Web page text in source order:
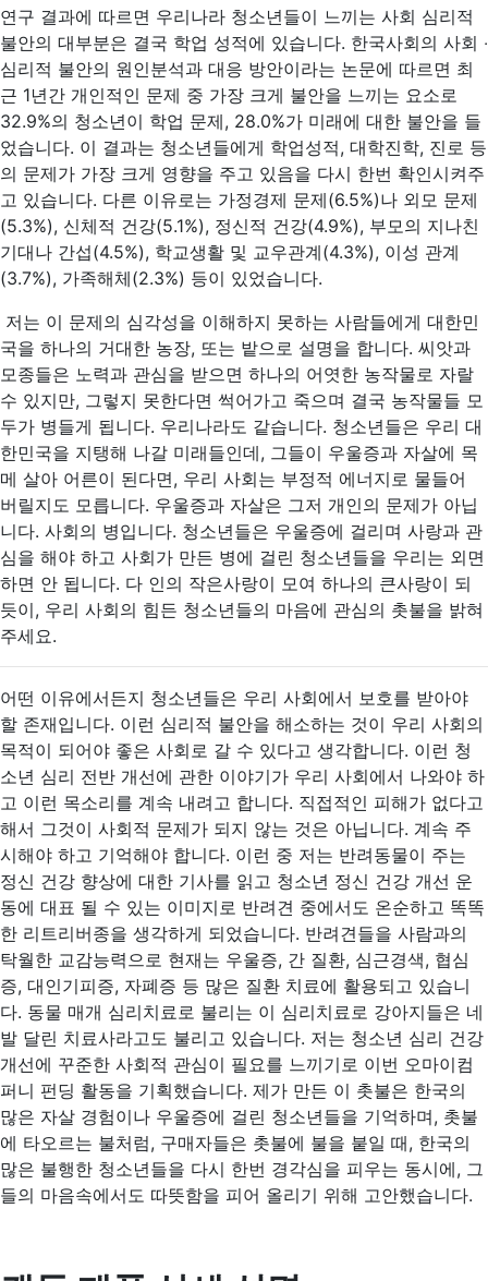
연구 결과에 따르면 우리나라 청소년들이 느끼는 사회 심리적
불안의 대부분은 결국 학업 성적에 있습니다. 한국사회의 사회 ‧
심리적 불안의 원인분석과 대응 방안이라는 논문에 따르면 최
근 1년간 개인적인 문제 중 가장 크게 불안을 느끼는 요소로
32.9%의 청소년이 학업 문제, 28.0%가 미래에 대한 불안을 들
었습니다. 이 결과는 청소년들에게 학업성적, 대학진학, 진로 등
의 문제가 가장 크게 영향을 주고 있음을 다시 한번 확인시켜주
고 있습니다. 다른 이유로는 가정경제 문제(6.5%)나 외모 문제
(5.3%), 신체적 건강(5.1%), 정신적 건강(4.9%), 부모의 지나친
기대나 간섭(4.5%), 학교생활 및 교우관계(4.3%), 이성 관계
(3.7%), 가족해체(2.3%) 등이 있었습니다.
저는 이 문제의 심각성을 이해하지 못하는 사람들에게 대한민
국을 하나의 거대한 농장, 또는 밭으로 설명을 합니다. 씨앗과
모종들은 노력과 관심을 받으면 하나의 어엿한 농작물로 자랄
수 있지만, 그렇지 못한다면 썩어가고 죽으며 결국 농작물들 모
두가 병들게 됩니다. 우리나라도 같습니다. 청소년들은 우리 대
한민국을 지탱해 나갈 미래들인데, 그들이 우울증과 자살에 목
메 살아 어른이 된다면, 우리 사회는 부정적 에너지로 물들어
버릴지도 모릅니다. 우울증과 자살은 그저 개인의 문제가 아닙
니다. 사회의 병입니다. 청소년들은 우울증에 걸리며 사랑과 관
심을 해야 하고 사회가 만든 병에 걸린 청소년들을 우리는 외면
하면 안 됩니다. 다 인의 작은사랑이 모여 하나의 큰사랑이 되
듯이, 우리 사회의 힘든 청소년들의 마음에 관심의 촛불을 밝혀
주세요.
어떤 이유에서든지 청소년들은 우리 사회에서 보호를 받아야
할 존재입니다. 이런 심리적 불안을 해소하는 것이 우리 사회의
목적이 되어야 좋은 사회로 갈 수 있다고 생각합니다. 이런 청
소년 심리 전반 개선에 관한 이야기가 우리 사회에서 나와야 하
고 이런 목소리를 계속 내려고 합니다. 직접적인 피해가 없다고
해서 그것이 사회적 문제가 되지 않는 것은 아닙니다. 계속 주
시해야 하고 기억해야 합니다. 이런 중 저는 반려동물이 주는
정신 건강 향상에 대한 기사를 읽고 청소년 정신 건강 개선 운
동에 대표 될 수 있는 이미지로 반려견 중에서도 온순하고 똑똑
한 리트리버종을 생각하게 되었습니다. 반려견들을 사람과의
탁월한 교감능력으로 현재는 우울증, 간 질환, 심근경색, 협심
증, 대인기피증, 자폐증 등 많은 질환 치료에 활용되고 있습니
다. 동물 매개 심리치료로 불리는 이 심리치료로 강아지들은 네
발 달린 치료사라고도 불리고 있습니다. 저는 청소년 심리 건강
개선에 꾸준한 사회적 관심이 필요를 느끼기로 이번 오마이컴
퍼니 펀딩 활동을 기획했습니다. 제가 만든 이 촛불은 한국의
많은 자살 경험이나 우울증에 걸린 청소년들을 기억하며, 촛불
에 타오르는 불처럼, 구매자들은 촛불에 불을 붙일 때, 한국의
많은 불행한 청소년들을 다시 한번 경각심을 피우는 동시에, 그
들의 마음속에서도 따뜻함을 피어 올리기 위해 고안했습니다.